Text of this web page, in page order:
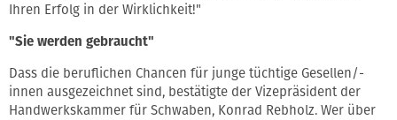
Ihren Erfolg in der Wirklichkeit!"
"Sie werden gebraucht"
Dass die beruflichen Chancen für junge tüchtige Gesellen/-
innen ausgezeichnet sind, bestätigte der Vizepräsident der
Handwerkskammer für Schwaben, Konrad Rebholz. Wer über